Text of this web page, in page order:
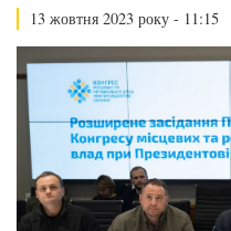
13 жовтня 2023 року - 11:15